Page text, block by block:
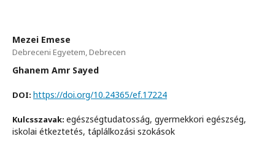
Mezei Emese
Debreceni Egyetem, Debrecen
Ghanem Amr Sayed
DOI: https://doi.org/10.24365/ef.17224
Kulcsszavak: egészségtudatosság, gyermekkori egészség,
iskolai étkeztetés, táplálkozási szokások